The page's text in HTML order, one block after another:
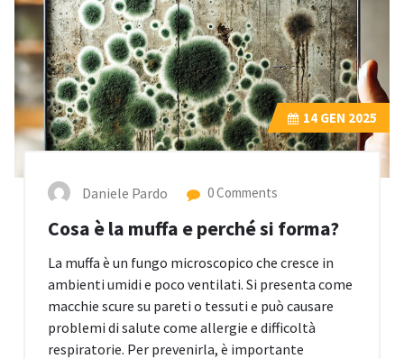
14 GEN 2025
Daniele Pardo 0 Comments
Cosa è la muffa e perché si forma?
La muffa è un fungo microscopico che cresce in
ambienti umidi e poco ventilati. Si presenta come
macchie scure su pareti o tessuti e può causare
problemi di salute come allergie e difficoltà
respiratorie. Per prevenirla, è importante